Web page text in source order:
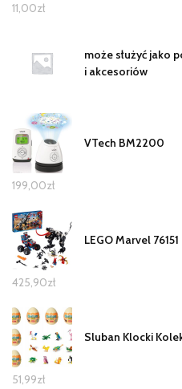
11,00zł
może służyć jako
i akcesoriów
VTech BM2200
199,00zł
LEGO Marvel
425,90zł
Sluban Klocki
51,99zł